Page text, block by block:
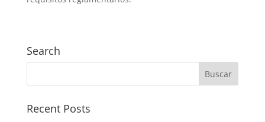
Search
Recent Posts